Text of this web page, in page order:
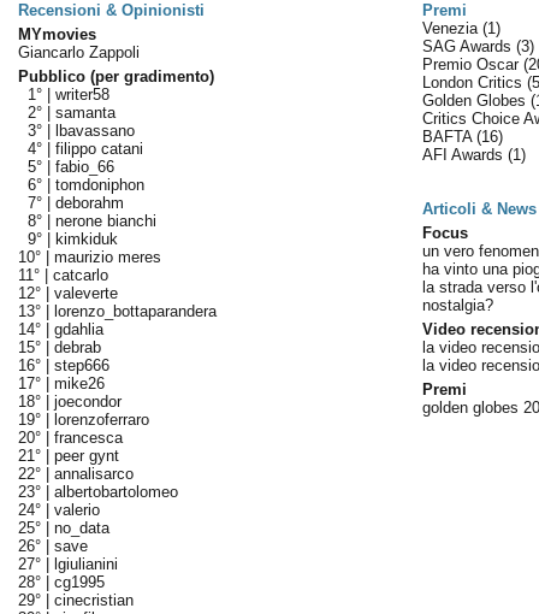
Recensioni & Opinionisti
Premi
MYmovies
Giancarlo Zappoli
Pubblico (per gradimento)
1° | writer58
2° | samanta
3° |
lbavassano
4° | filippo catani
5° | fabio_66
6° | tomdoniphon
7° | deborahm
8° | nerone bianchi
9° |
kimkiduk
10° | maurizio meres
11° | catcarlo
12° | valeverte
13° |
lorenzo_bottaparandera
14° | gdahlia
15° | debrab
16° | step666
17° | mike26
18° | joecondor
19° |
lorenzoferraro
20° | francesca
21° | peer gynt
22° | annalisarco
23° | albertobartolomeo
24° | valerio
25° | no_data
26° | save
27° |
lgiulianini
28° | cg1995
29° | cinecristian
Venezia (1)
SAG Awards (3)
Premio Oscar
London Critics
Golden Globes
Critics Choice
BAFTA (16)
AFI Awards (1)
Articoli & News
Focus
un vero
ha vinto una
la strada verso
nostalgia?
Video
la video
la video
Premi
golden globes